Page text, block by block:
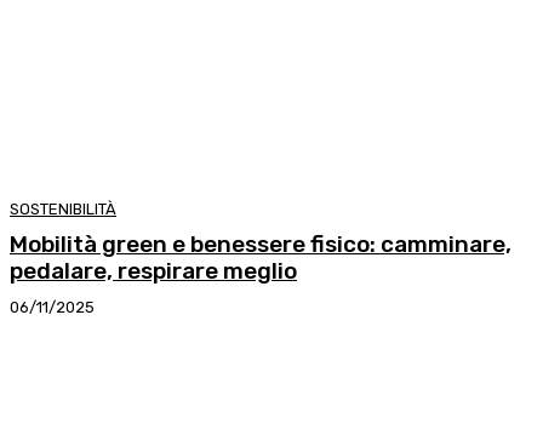
SOSTENIBILITÀ
Mobilità green e benessere fisico: camminare,
pedalare, respirare meglio
06/11/2025